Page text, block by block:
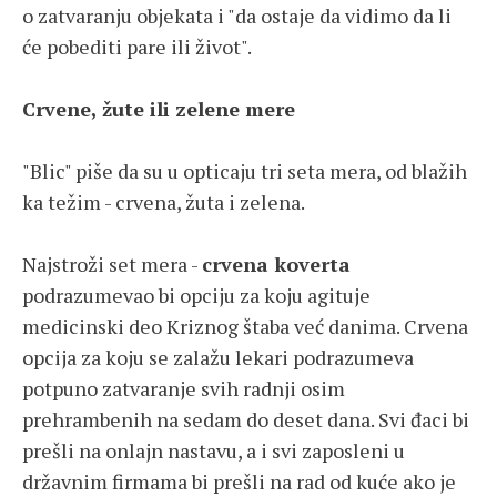
o zatvaranju objekata i "da ostaje da vidimo da li
će pobediti pare ili život".
Crvene, žute ili zelene mere
"Blic" piše da su u opticaju tri seta mera, od blažih
ka težim - crvena, žuta i zelena.
Najstroži set mera - crvena koverta
podrazumevao bi opciju za koju agituje
medicinski deo Kriznog štaba već danima. Crvena
opcija za koju se zalažu lekari podrazumeva
potpuno zatvaranje svih radnji osim
prehrambenih na sedam do deset dana. Svi đaci bi
prešli na onlajn nastavu, a i svi zaposleni u
državnim firmama bi prešli na rad od kuće ako je